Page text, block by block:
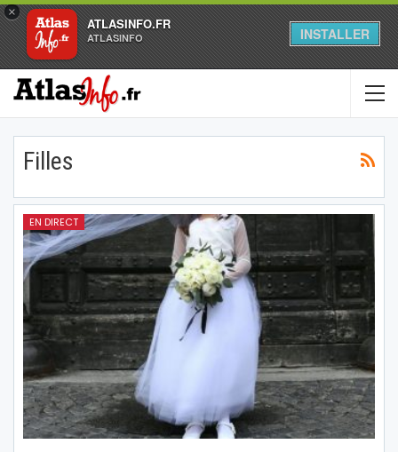
×
ATLASINFO.FR
ATLASINFO INSTALLER
Filles
EN DIRECT